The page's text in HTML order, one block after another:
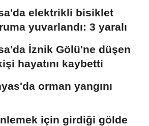
elektrikli bisiklet
yuvarlandı: 3 yaralı
İznik Gölü'ne düşen
hayatını kaybetti
orman yangını
için girdiği gölde